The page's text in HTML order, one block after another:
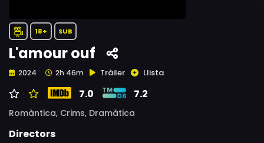
18+ SUB
L'amour ouf
2024 2h 46m Tràiler Llista
7.0 7.2
Romàntica, Crims, Dramàtica
Directors